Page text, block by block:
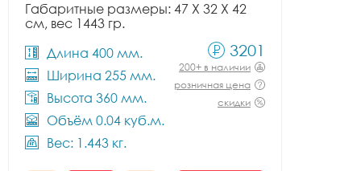
Габаритные размеры: 47 X 32 X 42
см, вес 1443 гр.
Длина 400 мм.
Ширина 255 мм.
Высота 360 мм.
Объём 0.04 куб.м.
Вес: 1.443 кг.
3201
200+ в наличии
розничная цена
скидки